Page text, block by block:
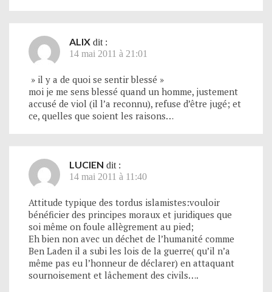
ALIX dit :
14 mai 2011 à 21:01
» il y a de quoi se sentir blessé »
moi je me sens blessé quand un homme, justement
accusé de viol (il l’a reconnu), refuse d’être jugé; et
ce, quelles que soient les raisons…
LUCIEN dit :
14 mai 2011 à 11:40
Attitude typique des tordus islamistes:vouloir
bénéficier des principes moraux et juridiques que
soi même on foule allègrement au pied;
Eh bien non avec un déchet de l’humanité comme
Ben Laden il a subi les lois de la guerre( qu’il n’a
même pas eu l’honneur de déclarer) en attaquant
sournoisement et lâchement des civils….